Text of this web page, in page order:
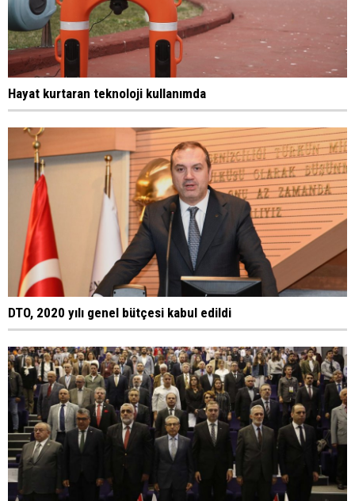
Hayat kurtaran teknoloji kullanımda
DTO, 2020 yılı genel bütçesi kabul edildi